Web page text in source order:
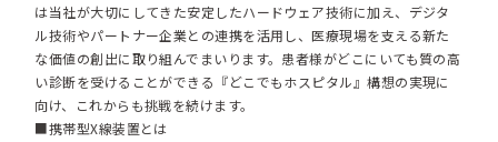
は当社が大切にしてきた安定したハードウェア技術に加え、デジタ
ル技術やパートナー企業との連携を活用し、医療現場を支える新た
な価値の創出に取り組んでまいります。患者様がどこにいても質の高
い診断を受けることができる『どこでもホスピタル』構想の実現に
向け、これからも挑戦を続けます。
■携帯型X線装置とは